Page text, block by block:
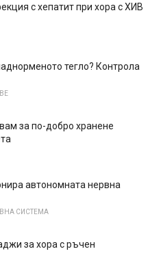
с хепатит при хора с ХИВ
тегло? Контрола
за по-добро хранене
автономната нервна
СИСТЕМА
за хора с ръчен